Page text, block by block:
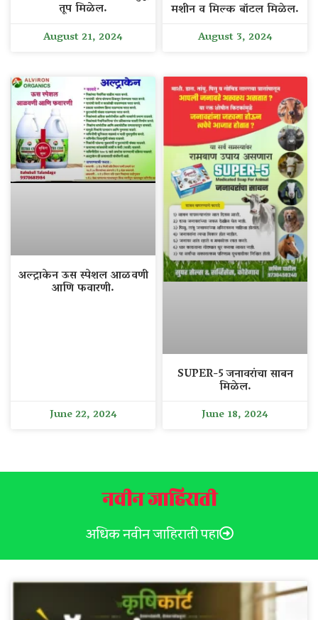
तूप मिळेल.
August 21, 2024
मशीन व मिल्क बॉटल मिळेल.
August 3, 2024
अल्ट्राकेन ऊस स्पेशल आळवणी
आणि फवारणी.
June 22, 2024
SUPER-5 जनावरांचा साबन
मिळेल.
June 18, 2024
नवीन जाहिराती
अधिक नवीन जाहिराती पहा